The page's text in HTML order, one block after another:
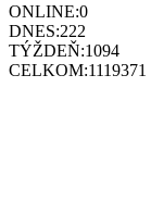
ONLINE:0
DNES:222
TÝŽDEŇ:1094
CELKOM:1119371